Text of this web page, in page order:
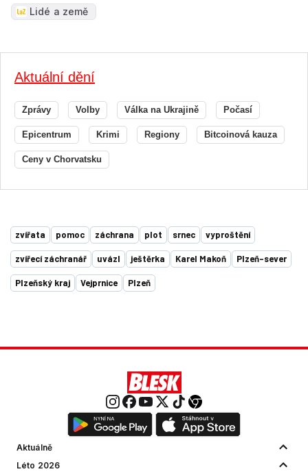
Lidé a země
Aktuální dění
Zprávy Volby Válka na Ukrajině Počasí
Epicentrum Krimi Regiony Bitcoinová kauza
Ceny v Chorvatsku
zvířata pomoc záchrana plot srnec vyproštění
zvířecí záchranář uvázl ještěrka Karel Makoň Plzeň-sever
Plzeňský kraj Vejprnice Plzeň
Aktuálně
Léto 2026